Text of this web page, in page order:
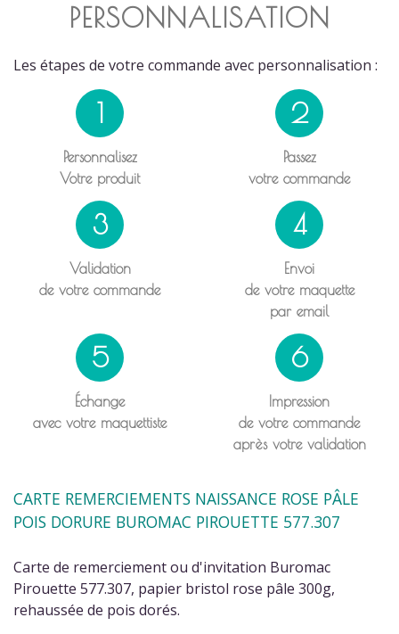
PERSONNALISATION
Les étapes de votre commande avec personnalisation :
1
Personnalisez
Votre produit
2
Passez
votre commande
3
Validation
de votre commande
4
Envoi
de votre maquette
par email
5
Échange
avec votre maquettiste
6
Impression
de votre commande
après votre validation
CARTE REMERCIEMENTS NAISSANCE ROSE PÂLE
POIS DORURE BUROMAC PIROUETTE 577.307
Carte de remerciement ou d'invitation Buromac
Pirouette 577.307, papier bristol rose pâle 300g,
rehaussée de pois dorés.